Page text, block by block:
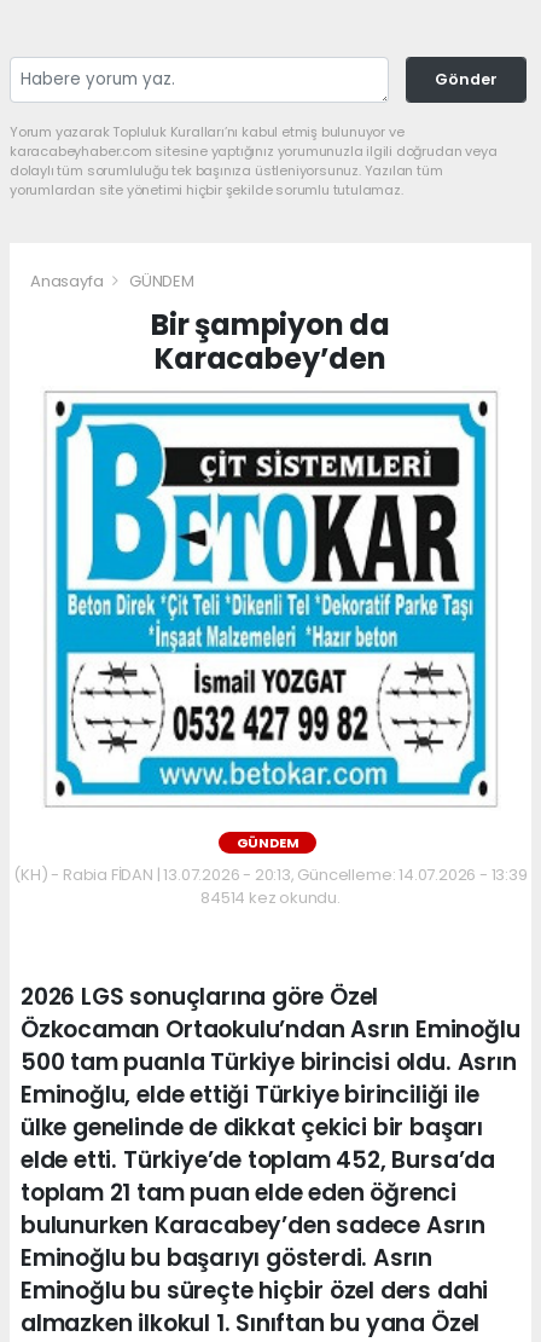
Gönder
Yorum yazarak Topluluk Kuralları’nı kabul etmiş bulunuyor ve
karacabeyhaber.com sitesine yaptığınız yorumunuzla ilgili doğrudan veya
dolaylı tüm sorumluluğu tek başınıza üstleniyorsunuz. Yazılan tüm
yorumlardan site yönetimi hiçbir şekilde sorumlu tutulamaz.
Anasayfa GÜNDEM
Bir şampiyon da
Karacabey’den
GÜNDEM
(KH) - Rabia FİDAN | 13.07.2026 - 20:13, Güncelleme: 14.07.2026 - 13:39
84514 kez okundu.
2026 LGS sonuçlarına göre Özel
Özkocaman Ortaokulu’ndan Asrın Eminoğlu
500 tam puanla Türkiye birincisi oldu. Asrın
Eminoğlu, elde ettiği Türkiye birinciliği ile
ülke genelinde de dikkat çekici bir başarı
elde etti. Türkiye’de toplam 452, Bursa’da
toplam 21 tam puan elde eden öğrenci
bulunurken Karacabey’den sadece Asrın
Eminoğlu bu başarıyı gösterdi. Asrın
Eminoğlu bu süreçte hiçbir özel ders dahi
almazken ilkokul 1. Sınıftan bu yana Özel